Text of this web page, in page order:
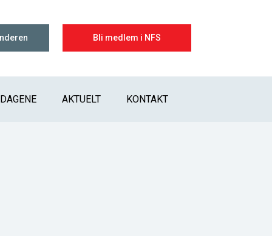
Bli medlem i NFS
AKTUELT KONTAKT